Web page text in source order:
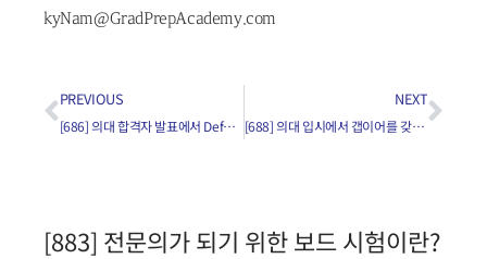
kyNam@GradPrepAcademy.com
PREVIOUS
[686] 의대 합격자 발표에서 Deferred Decision의 의미는?
NEXT
[688] 의대 입시에서 갭이어를 갖고나서 지원해도 불이익이 없나요?
[883] 전문의가 되기 위한 보드 시험이란?